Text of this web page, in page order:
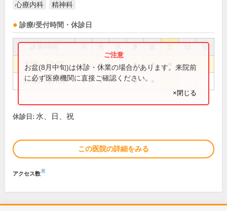
心療内科 精神科
診療/受付時間・休診日
祝
9:00～12:30 ● ● ● ●
14:00～17:30 ● ● ●
お盆(8月中旬)は休診・休業の場合があります。来院前
に必ず医療機関に直接ご確認ください。
×閉じる
休診日: 水、日、祝
この医院の詳細をみる
アクセス数※